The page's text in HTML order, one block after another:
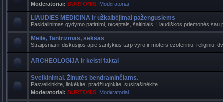
Moderatoriai: BURTONIS Moderatoriai
LIAUDIES MEDICINA ir užkalbėjimai pažengusiems
Pasidalinimas gydymo patirtimi, receptais, šaltiniais. Liaudiškos priemonės sau
Meilė, Tantrizmas, seksas
Straipsniai ir diskusijos apie santykius tarp vyro ir moters ezoteriniu, religiniu,
ARCHEOLOGIJA ir keisti faktai
Sveikinimai. Žinutės bendraminčiams.
Pasveikinkite, linkėkite, pradžiuginkite, susirašinėkite.
Moderatoriai: BURTONIS Moderatoriai